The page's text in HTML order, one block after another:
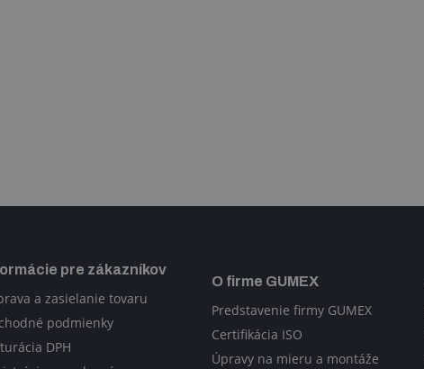
pre zákazníkov
a zasielanie tovaru
podmienky
DPH
O firme GUMEX
Predstavenie firmy GUMEX
Certifikácia ISO
Úpravy na mieru a montáže